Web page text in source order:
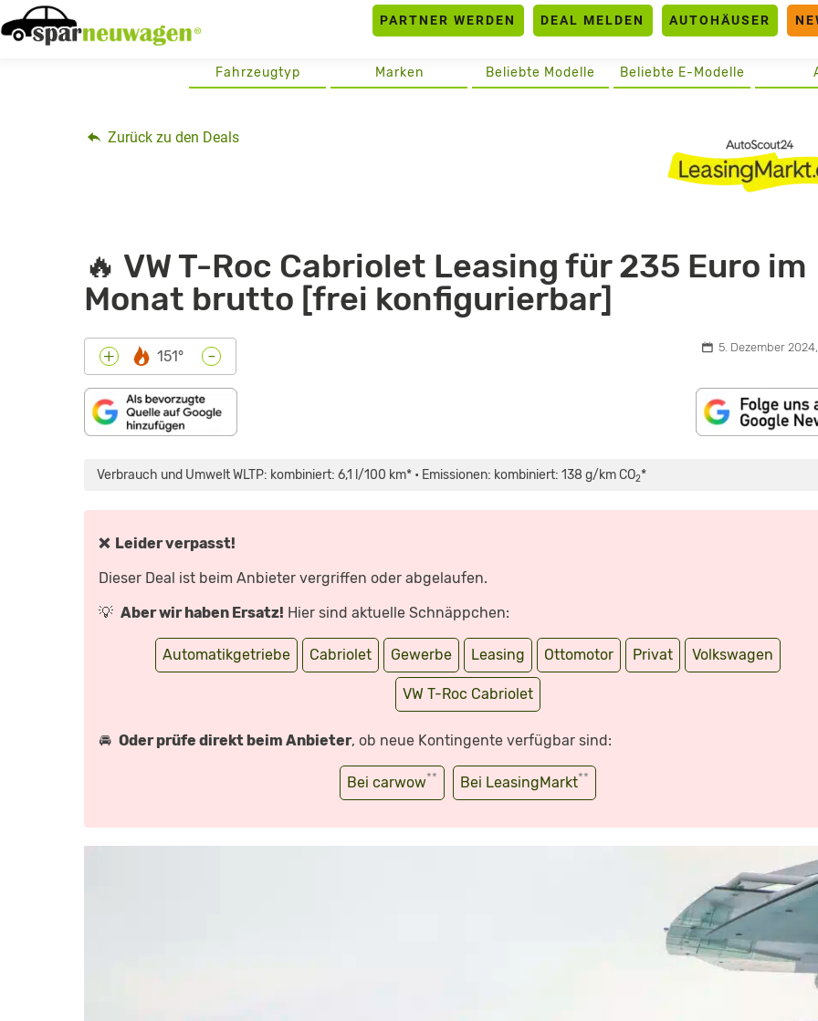
Skip
to
PARTNER WERDEN DEAL MELDEN AUTOHÄUSER
Beliebte E-Modelle
Beliebte Modelle
Marken
Fahrzeugtyp
Zurück zu den Deals
🔥 VW T-Roc Cabriolet Leasing für 235 Euro im
Monat brutto [frei konfigurierbar]
+ 151° - 5. Dezember
Verbrauch und Umwelt WLTP: kombiniert: 6,1 l/100 km* • Emissionen: kombiniert: 138 g/km CO2*
❌ Leider verpasst!
Dieser Deal ist beim Anbieter vergriffen oder abgelaufen.
💡 Aber wir haben Ersatz! Hier sind aktuelle Schnäppchen:
Automatikgetriebe Cabriolet Gewerbe Leasing Ottomotor Privat Volkswagen
VW T-Roc Cabriolet
🚘 Oder prüfe direkt beim Anbieter, ob neue Kontingente verfügbar sind:
Bei carwow** Bei LeasingMarkt**
MAPS.GOOGLE.DE
ANZEIGEN
ROC
CABRIO
–
SUV
YOUTUBE
ANZEIGEN